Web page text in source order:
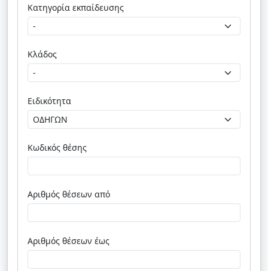
Κατηγορία εκπαίδευσης
Κλάδος
Ειδικότητα
Κωδικός θέσης
Αριθμός θέσεων από
Αριθμός θέσεων έως